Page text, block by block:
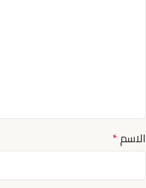
الاسم*